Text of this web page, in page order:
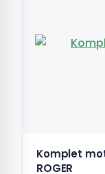
Komplet
ROGER